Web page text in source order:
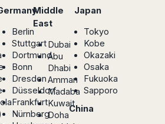
Berlin
Stuttgart
Dortmund
Bonn
Dresden
Düsseldorf
Frankfurt
Nürnberg
Middle
East
Dubai
Abu
Dhabi
Amman
Madaba
Kuwait
Doha
Japan
Tokyo
Kobe
Okazaki
Osaka
Fukuoka
Sapporo
China